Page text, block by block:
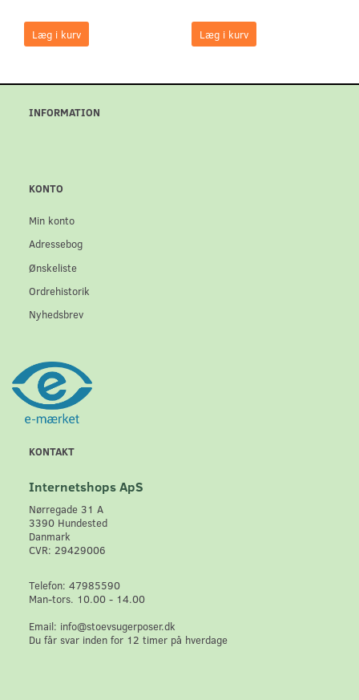
Læg i kurv Læg i kurv
INFORMATION
KONTO
Min konto
Adressebog
Ønskeliste
Ordrehistorik
Nyhedsbrev
KONTAKT
Internetshops ApS
Nørregade 31 A
3390 Hundested
Danmark
CVR: 29429006
Telefon: 47985590
Man-tors. 10.00 - 14.00
Email: info@stoevsugerposer.dk
Du får svar inden for 12 timer på hverdage